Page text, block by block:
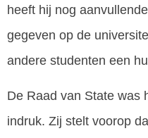
heeft hij nog
gegeven op de
andere studenten een
De Raad van State was
indruk. Zij stelt voorop